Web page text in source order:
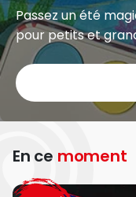
Passez un été
pour petits et
En ce moment